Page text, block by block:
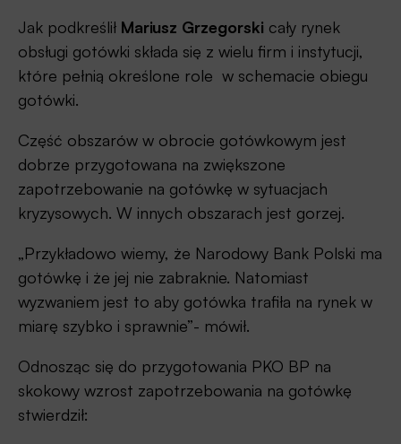
Jak podkreślił Mariusz Grzegorski cały rynek
obsługi gotówki składa się z wielu firm i instytucji,
które pełnią określone role w schemacie obiegu
gotówki.
Część obszarów w obrocie gotówkowym jest
dobrze przygotowana na zwiększone
zapotrzebowanie na gotówkę w sytuacjach
kryzysowych. W innych obszarach jest gorzej.
„Przykładowo wiemy, że Narodowy Bank Polski ma
gotówkę i że jej nie zabraknie. Natomiast
wyzwaniem jest to aby gotówka trafiła na rynek w
miarę szybko i sprawnie”- mówił.
Odnosząc się do przygotowania PKO BP na
skokowy wzrost zapotrzebowania na gotówkę
stwierdził: